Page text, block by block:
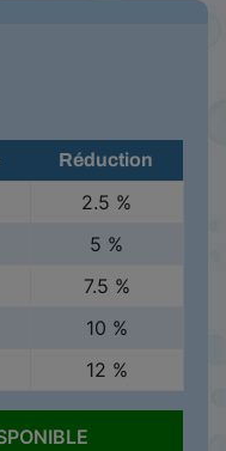
Réduction
2.5 %
5 %
7.5 %
10 %
12 %